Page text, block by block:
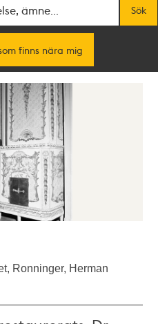
Sök
finns nära mig
Ronninger, Herman